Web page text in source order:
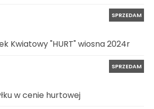
SPRZEDAM
Kwiatowy "HURT" wiosna 2024r
SPRZEDAM
w cenie hurtowej